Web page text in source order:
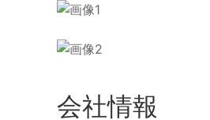
会社情報